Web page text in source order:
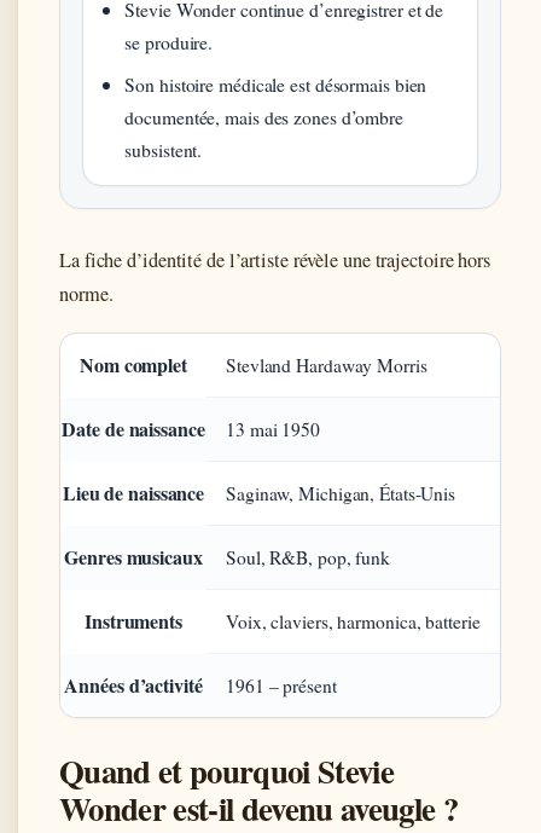
Stevie Wonder continue d’enregistrer et de
se produire.
Son histoire médicale est désormais bien
documentée, mais des zones d’ombre
subsistent.
La fiche d’identité de l’artiste révèle une trajectoire hors
norme.
Fiche d’identité de Stevie Wonder
Nom complet Stevland Hardaway Morris
Date de naissance 13 mai 1950
Lieu de naissance Saginaw, Michigan, États-Unis
Genres musicaux Soul, R&B, pop, funk
Instruments Voix, claviers, harmonica, batterie
Années d’activité 1961 – présent
Quand et pourquoi Stevie
Wonder est-il devenu aveugle ?